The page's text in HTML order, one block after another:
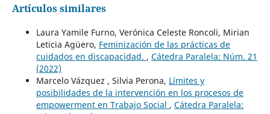
Artículos similares
Laura Yamile Furno, Verónica Celeste Roncoli, Mirian
Leticia Agüero, Feminización de las prácticas de
cuidados en discapacidad. , Cátedra Paralela: Núm. 21
(2022)
Marcelo Vázquez , Silvia Perona, Límites y
posibilidades de la intervención en los procesos de
empowerment en Trabajo Social , Cátedra Paralela: